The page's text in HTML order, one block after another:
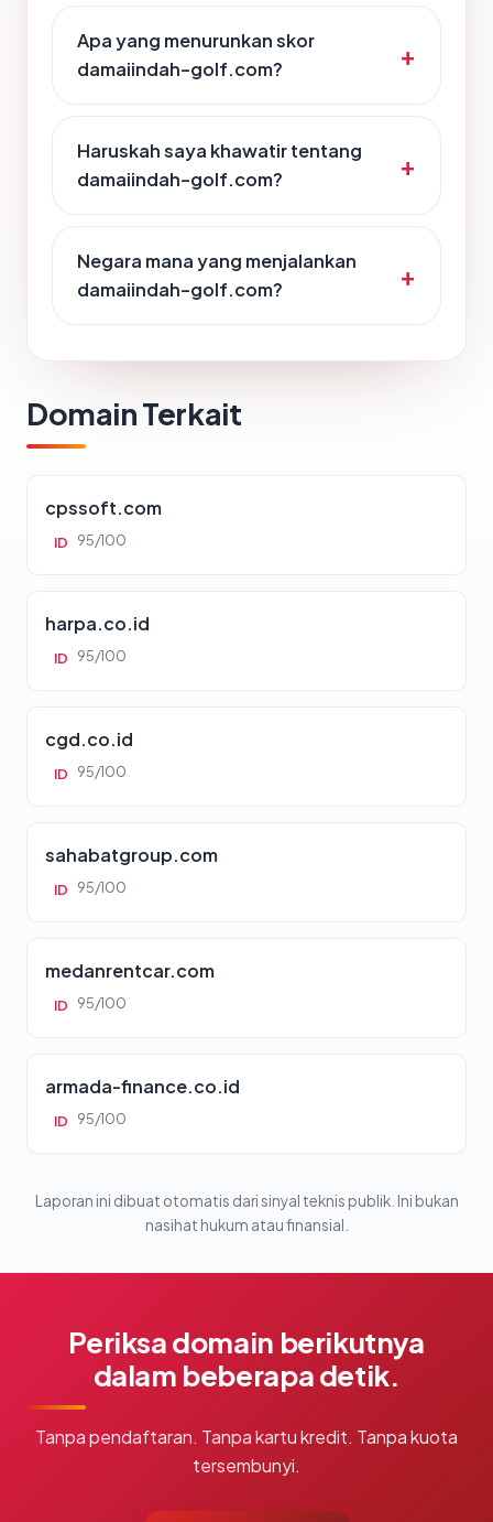
Apa yang menurunkan skor
damaiindah-golf.com?
Haruskah saya khawatir tentang
damaiindah-golf.com?
Negara mana yang menjalankan
damaiindah-golf.com?
Domain Terkait
cpssoft.com
ID 95/100
harpa.co.id
ID 95/100
cgd.co.id
ID 95/100
sahabatgroup.com
ID 95/100
medanrentcar.com
ID 95/100
armada-finance.co.id
ID 95/100
Laporan ini dibuat otomatis dari sinyal teknis publik. Ini bukan
nasihat hukum atau finansial.
Periksa domain berikutnya
dalam beberapa detik.
Tanpa pendaftaran. Tanpa kartu kredit. Tanpa kuota
tersembunyi.